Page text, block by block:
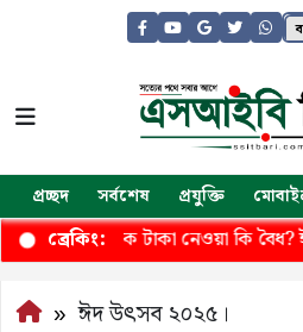
প্রচ্ছদ সর্বশেষ প্রযুক্তি
ব্রেকিং:
পকেট থেকে টাকা নেওয়া কি বৈধ?
ঈদ উৎসব ২০২৫।